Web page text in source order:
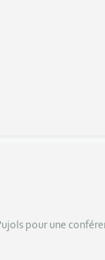
pour une